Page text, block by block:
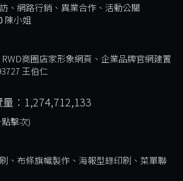
、網路行銷、異業合作、活動公關
陳小姐
商圈店家形象網頁、企業品牌官網建置
王伯仁
：1,274,712,133
擊次)
、布條旗幟製作、海報型錄印刷、菜單聯